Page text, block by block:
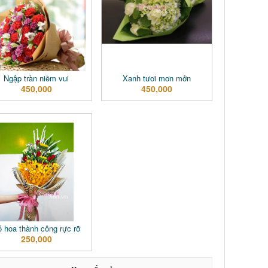
Ngập tràn niềm vui
450,000
Xanh tươi mơn mởn
450,000
hoa thành công rực rỡ
250,000